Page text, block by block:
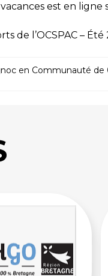
est en
de l’OCSPAC – Été
en Communauté de